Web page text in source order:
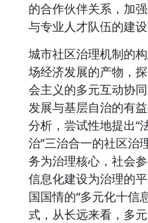
的合作伙伴关系，加
与专业人才队伍的建设
城市社区治理机制的
场经济发展的产物，
会主义的多元互动协
发展与基层自治的有
分析，尝试性地提出“
治”三治合一的社区治
务为治理核心，社会
信息化建设为治理的
国国情的“多元化十信
式，从长远来看，多